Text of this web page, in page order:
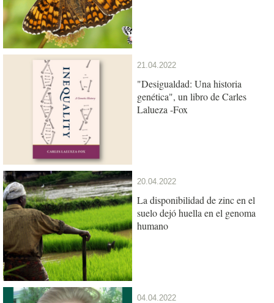
21.04.2022
"Desigualdad: Una historia
genética", un libro de Carles
Lalueza -Fox
20.04.2022
La disponibilidad de zinc en el
suelo dejó huella en el genoma
humano
04.04.2022